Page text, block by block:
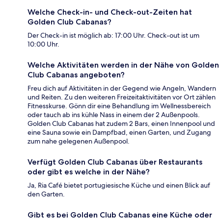
Welche Check-in- und Check-out-Zeiten hat
Golden Club Cabanas?
Der Check-in ist möglich ab: 17:00 Uhr. Check-out ist um
10:00 Uhr.
Welche Aktivitäten werden in der Nähe von Golden
Club Cabanas angeboten?
Freu dich auf Aktivitäten in der Gegend wie Angeln, Wandern
und Reiten. Zu den weiteren Freizeitaktivitäten vor Ort zählen
Fitnesskurse. Gönn dir eine Behandlung im Wellnessbereich
oder tauch ab ins kühle Nass in einem der 2 Außenpools.
Golden Club Cabanas hat zudem 2 Bars, einen Innenpool und
eine Sauna sowie ein Dampfbad, einen Garten, und Zugang
zum nahe gelegenen Außenpool.
Verfügt Golden Club Cabanas über Restaurants
oder gibt es welche in der Nähe?
Ja, Ria Café bietet portugiesische Küche und einen Blick auf
den Garten.
Gibt es bei Golden Club Cabanas eine Küche oder